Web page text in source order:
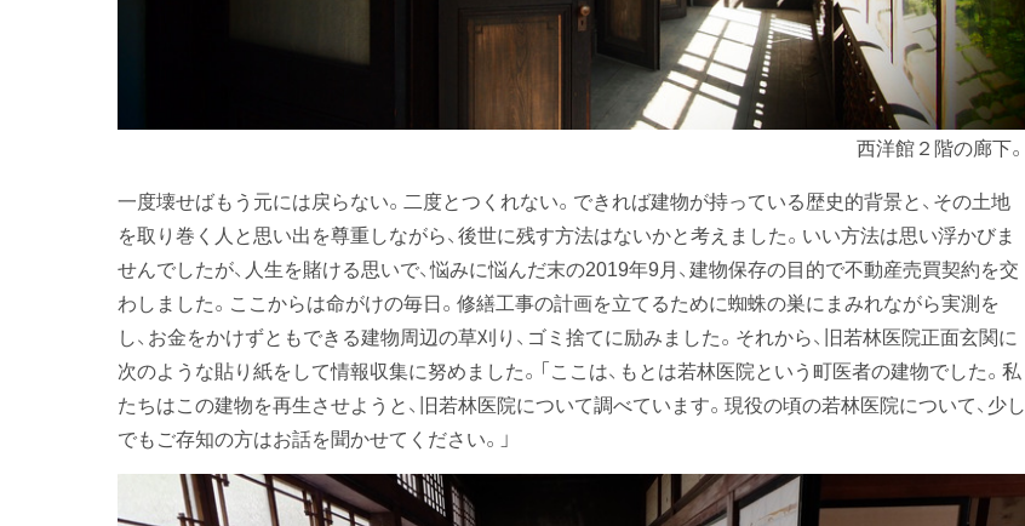
西洋館２階の廊下。
一度壊せばもう元には戻らない。二度とつくれない。できれば建物が持っている歴史的背景と、その土地
を取り巻く人と思い出を尊重しながら、後世に残す方法はないかと考えました。いい方法は思い浮かびま
せんでしたが、人生を賭ける思いで、悩みに悩んだ末の2019年9月、建物保存の目的で不動産売買契約を交
わしました。ここからは命がけの毎日。修繕工事の計画を立てるために蜘蛛の巣にまみれながら実測を
し、お金をかけずともできる建物周辺の草刈り、ゴミ捨てに励みました。それから、旧若林医院正面玄関に
次のような貼り紙をして情報収集に努めました。「ここは、もとは若林医院という町医者の建物でした。私
たちはこの建物を再生させようと、旧若林医院について調べています。現役の頃の若林医院について、少し
でもご存知の方はお話を聞かせてください。」